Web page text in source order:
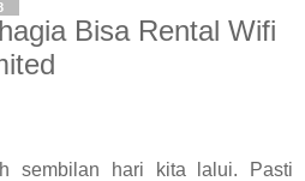
Bisa Rental Wifi
sembilan hari kita lalui. Pasti